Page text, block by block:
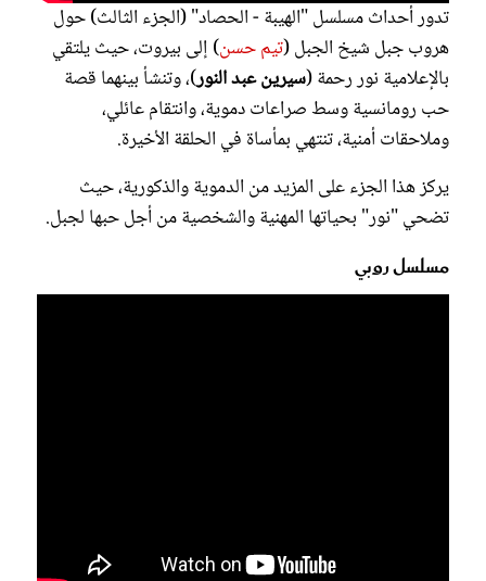
تدور أحداث مسلسل "الهيبة - الحصاد" (الجزء الثالث) حول
هروب جبل شيخ الجبل (تيم حسن) إلى بيروت، حيث يلتقي
بالإعلامية نور رحمة (سيرين عبدالنور)، وتنشأ بينهما قصة
حب رومانسية وسط صراعات دموية، وانتقام عائلي،
وملاحقات أمنية، تنتهي بمأساة في الحلقة الأخيرة.
يركز هذا الجزء على المزيد من الدموية والذكورية، حيث
تضحي "نور" بحياتها المهنية والشخصية من أجل حبها لجبل.
مسلسل روبي